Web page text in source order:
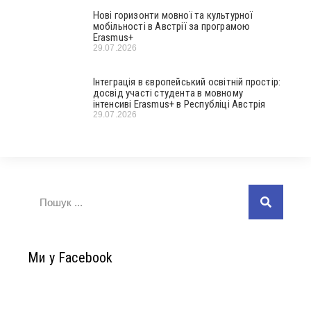
Нові горизонти мовної та культурної
мобільності в Австрії за програмою
Erasmus+
29.07.2026
Інтеграція в європейський освітній простір:
досвід участі студента в мовному
інтенсиві Erasmus+ в Республіці Австрія
29.07.2026
Ми у Facebook